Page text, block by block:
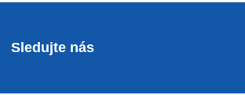
Sledujte nás